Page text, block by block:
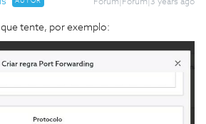
Forum|Forum|3 years ago
que tente, por exemplo: